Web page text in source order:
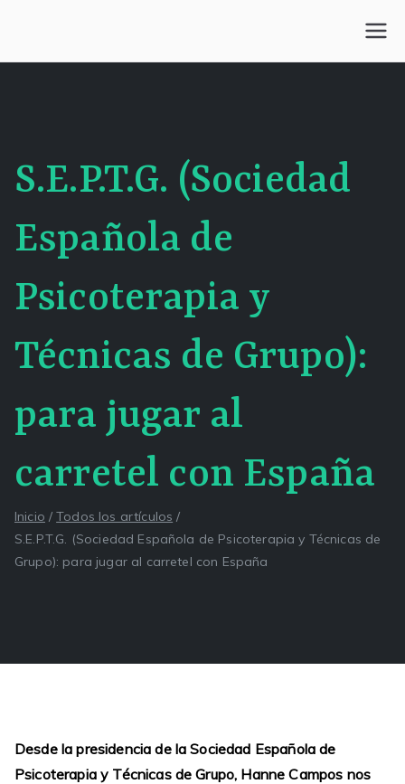
contenido
Centro Kesselman
S.E.P.T.G. (Sociedad
Española de
Psicoterapia y
Técnicas de Grupo):
para jugar al
carretel con España
Inicio
Todos los artículos
S.E.P.T.G. (Sociedad Española de Psicoterapia y Técnicas de
Grupo): para jugar al carretel con España
Desde la presidencia de la Sociedad Española de
Psicoterapia y Técnicas de Grupo, Hanne Campos nos